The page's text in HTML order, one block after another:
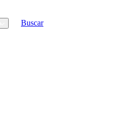
Buscar